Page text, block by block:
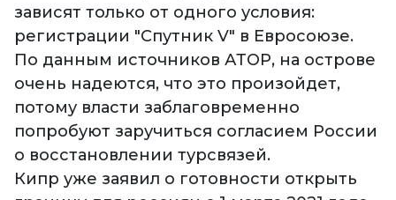
зависят только от одного условия:
регистрации "Спутник V" в Евросоюзе.
По данным источников АТОР, на острове
очень надеются, что это произойдет,
потому власти заблаговременно
попробуют заручиться согласием России
о восстановлении турсвязей.
Кипр уже заявил о готовности открыть